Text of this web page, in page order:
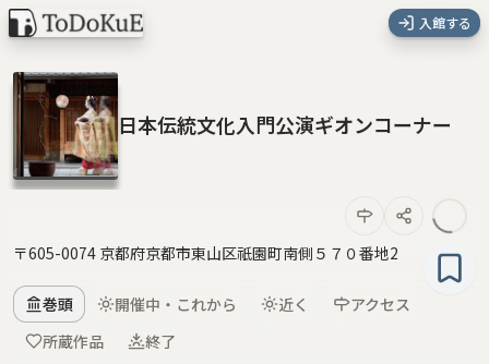
入館する
日本伝統文化入門公演ギオンコーナー
〒605-0074 京都府京都市東山区祇園町南側５７０番地2
巻頭 開催中・これから 近く
アクセス
所蔵作品
終了